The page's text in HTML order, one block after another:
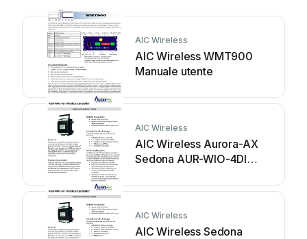
AIC Wireless
AIC Wireless WMT900
Manuale utente
AIC Wireless
AIC Wireless Aurora-AX
Sedona AUR-WIO-4DI
AIC Wireless
AIC Wireless Sedona